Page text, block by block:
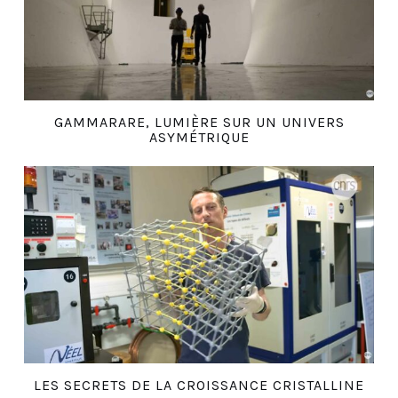
GAMMARARE, LUMIÈRE SUR UN UNIVERS
ASYMÉTRIQUE
LES SECRETS DE LA CROISSANCE CRISTALLINE